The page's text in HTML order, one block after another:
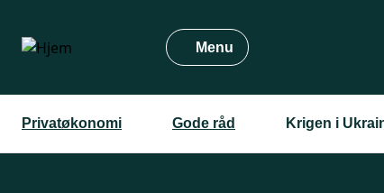
hovedindhold
Menu
Privatøkonomi Gode råd Krigen i